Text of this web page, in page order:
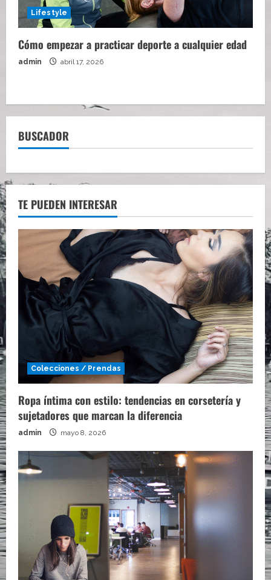
Lifestyle
Cómo empezar a practicar deporte a cualquier edad
admin abril 17, 2026
BUSCADOR
TE PUEDEN INTERESAR
Colecciones / Prendas
Ropa íntima con estilo: tendencias en corsetería y
sujetadores que marcan la diferencia
admin mayo 8, 2026